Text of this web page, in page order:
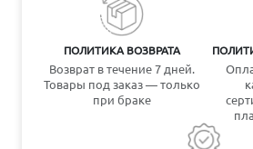
ПОЛИТИКА ВОЗВРАТА
Возврат в течение 7 дней.
Товары под заказ — только
при браке